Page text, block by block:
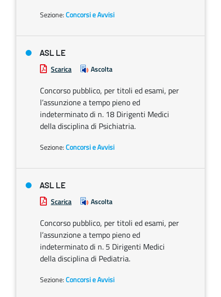
Sezione:Concorsi e Avvisi
ASL LE
Scarica Ascolta
Concorso pubblico, per titoli ed esami, per
l’assunzione a tempo pieno ed
indeterminato di n. 18 Dirigenti Medici
della disciplina di Psichiatria.
Sezione:Concorsi e Avvisi
ASL LE
Scarica Ascolta
Concorso pubblico, per titoli ed esami, per
l’assunzione a tempo pieno ed
indeterminato di n. 5 Dirigenti Medici
della disciplina di Pediatria.
Sezione:Concorsi e Avvisi